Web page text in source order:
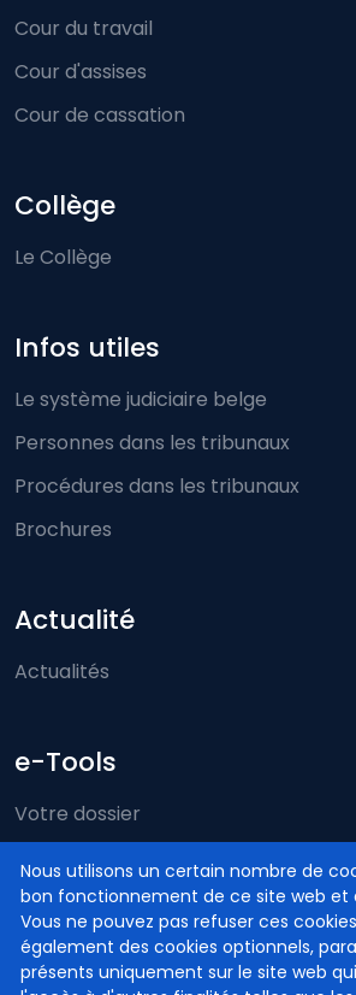
Nous utilisons un certain nombre de
bon fonctionnement de ce site web et
Vous ne pouvez pas refuser ces
également des cookies optionnels,
présents uniquement sur le site web
Cour du travail
Cour d'assises
Cour de cassation
Collège
Le Collège
Infos utiles
Le système judiciaire belge
Personnes dans les tribunaux
Procédures dans les tribunaux
Brochures
Actualité
Actualités
e-Tools
Votre dossier
Just-on-web
e-Deposit
Compétence territoriale